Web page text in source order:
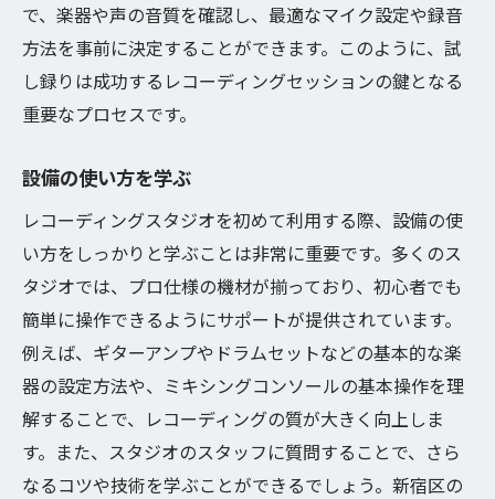
で、楽器や声の音質を確認し、最適なマイク設定や録音
方法を事前に決定することができます。このように、試
し録りは成功するレコーディングセッションの鍵となる
重要なプロセスです。
設備の使い方を学ぶ
レコーディングスタジオを初めて利用する際、設備の使
い方をしっかりと学ぶことは非常に重要です。多くのス
タジオでは、プロ仕様の機材が揃っており、初心者でも
簡単に操作できるようにサポートが提供されています。
例えば、ギターアンプやドラムセットなどの基本的な楽
器の設定方法や、ミキシングコンソールの基本操作を理
解することで、レコーディングの質が大きく向上しま
す。また、スタジオのスタッフに質問することで、さら
なるコツや技術を学ぶことができるでしょう。新宿区の